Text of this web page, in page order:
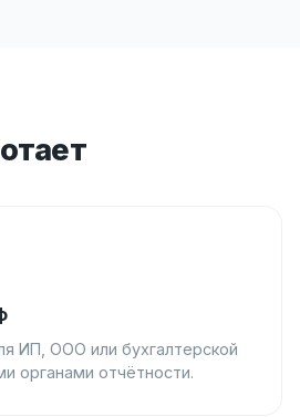
ИП, ООО или бухгалтерской
органами отчётности.